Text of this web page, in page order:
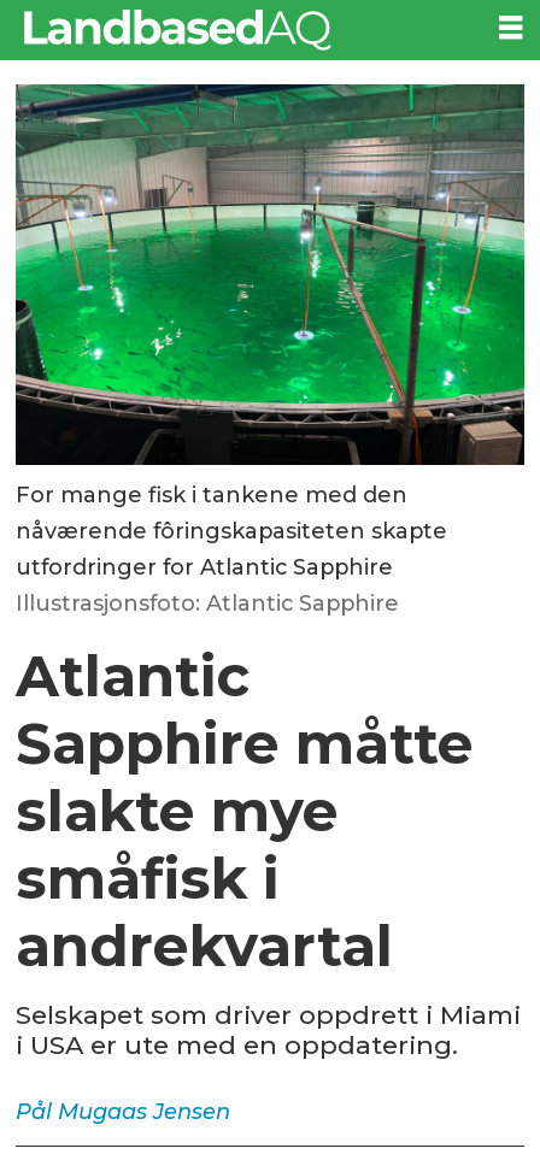
For mange fisk i tankene med den
nåværende fôringskapasiteten skapte
utfordringer for Atlantic Sapphire
Illustrasjonsfoto: Atlantic Sapphire
Atlantic
Sapphire måtte
slakte mye
småfisk i
andrekvartal
Selskapet som driver oppdrett i Miami
i USA er ute med en oppdatering.
Pål Mugaas Jensen